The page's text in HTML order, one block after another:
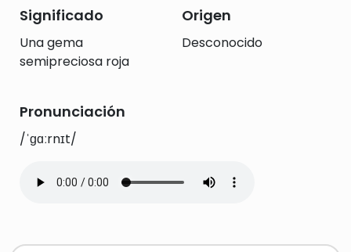
Significado
Una gema
semipreciosa roja
Origen
Desconocido
Pronunciación
/ˈɡɑːrnɪt/